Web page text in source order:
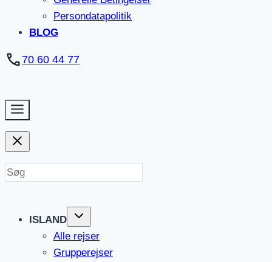
Persondatapolitik
BLOG
70 60 44 77
ISLAND
Alle rejser
Grupperejser